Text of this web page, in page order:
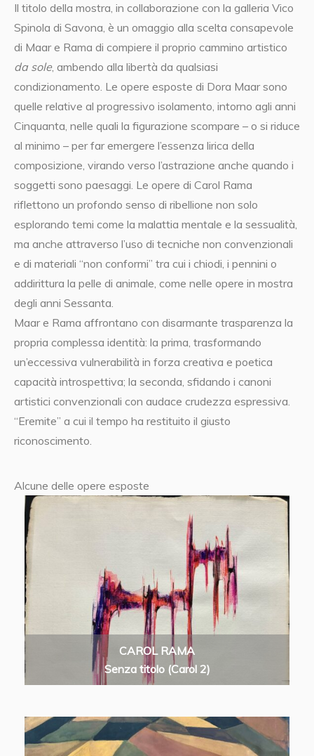
Il titolo della mostra, in collaborazione con la galleria Vico
Spinola di Savona, è un omaggio alla scelta consapevole
di Maar e Rama di compiere il proprio cammino artistico
da sole, ambendo alla libertà da qualsiasi
condizionamento. Le opere esposte di Dora Maar sono
quelle relative al progressivo isolamento, intorno agli anni
Cinquanta, nelle quali la figurazione scompare – o si riduce
al minimo – per far emergere l’essenza lirica della
composizione, virando verso l’astrazione anche quando i
soggetti sono paesaggi. Le opere di Carol Rama
riflettono un profondo senso di ribellione non solo
esplorando temi come la malattia mentale e la sessualità,
ma anche attraverso l’uso di tecniche non convenzionali
e di materiali “non conformi” tra cui i chiodi, i pennini o
addirittura la pelle di animale, come nelle opere in mostra
degli anni Sessanta.
Maar e Rama affrontano con disarmante trasparenza la
propria complessa identità: la prima, trasformando
un’eccessiva vulnerabilità in forza creativa e poetica
capacità introspettiva; la seconda, sfidando i canoni
artistici convenzionali con audace crudezza espressiva.
“Eremite” a cui il tempo ha restituito il giusto
riconoscimento.
Alcune delle opere esposte
CAROL RAMA
Senza titolo (Carol 2)